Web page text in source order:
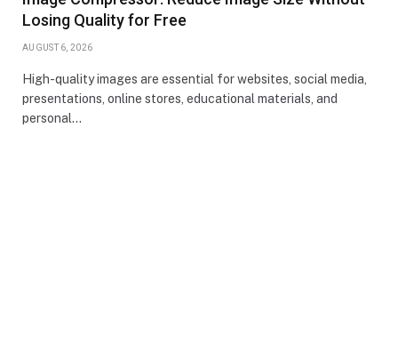
Losing Quality for Free
AUGUST 6, 2026
High-quality images are essential for websites, social media,
presentations, online stores, educational materials, and
personal…